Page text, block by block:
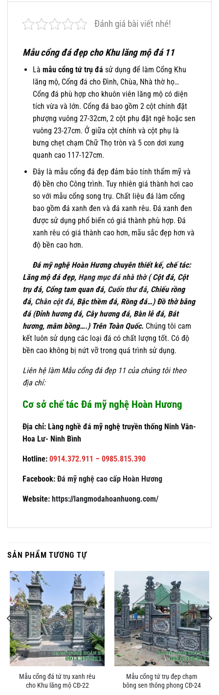
Đánh giá bài viết nhé!
Mẫu cổng đá đẹp cho Khu lăng mộ đá 11
Là mẫu cổng tứ trụ đá sử dụng để làm Cổng Khu
lăng mộ, Cổng đá cho Đình, Chùa, Nhà thờ họ…
Cổng đá phù hợp cho khuôn viên lăng mộ có diện
tích vừa và lớn. Cổng đá bao gồm 2 cột chính đặt
phượng vuông 27-32cm, 2 cột phụ đặt ngê hoặc sen
vuông 23-27cm. Ở giữa cột chính và cột phụ là
bưng chẹt chạm Chữ Thọ tròn và 5 con dơi xung
quanh cao 117-127cm.
Đây là mẫu cổng đá đẹp đảm bảo tính thẩm mỹ và
độ bền cho Công trình. Tuy nhiên giá thành hơi cao
so với mẫu cổng song trụ. Chất liệu đá làm cổng
bao gồm đá xanh đen và đá xanh rêu. Đá xanh đen
được sử dụng phổ biến có giá thành phù hợp. Đá
xanh rêu có giá thành cao hơn, mãu sắc đẹp hơn và
độ bền cao hơn.
Đá mỹ nghệ Hoàn Hương chuyên thiết kế, chế tác:
Lăng mộ đá đẹp, Hạng mục đá nhà thờ( Cột đá, Cột
trụ đá, Cổng tam quan đá, Cuốn thư đá, Chiếu rồng
đá, Chân cột đá, Bậc thềm đá, Rồng đá…) Đồ thờ bằng
đá (Đỉnh hương đá, Cây hương đá, Bàn lễ đá, Bát
hương, mâm bồng….) Trên Toàn Quốc. Chúng tôi cam
kết luôn sử dụng các loại đá có chất lượng tốt. Có độ
bền cao không bị nứt vỡ trong quá trình sử dụng.
Liên hệ làm Mẫu cổng đá đẹp 11 của chúng tôi theo
địa chỉ:
Cơ sở chế tác Đá mỹ nghệ Hoàn Hương
Địa chỉ: Làng nghề đá mỹ nghệ truyền thống Ninh Vân-
Hoa Lư- Ninh Bình
Hotline: 0914.372.911 – 0985.815.390
Facebook: Đá mỹ nghệ cao cấp Hoàn Hương
Website: https://langmodahoanhuong.com/
SẢN PHẨM TƯƠNG TỰ
Mẫu cổng đá tứ trụ xanh rêu
cho Khu lăng mộ CĐ-22
Mẫu cổng tứ trụ đẹp chạm
bông sen thông phong CĐ-24